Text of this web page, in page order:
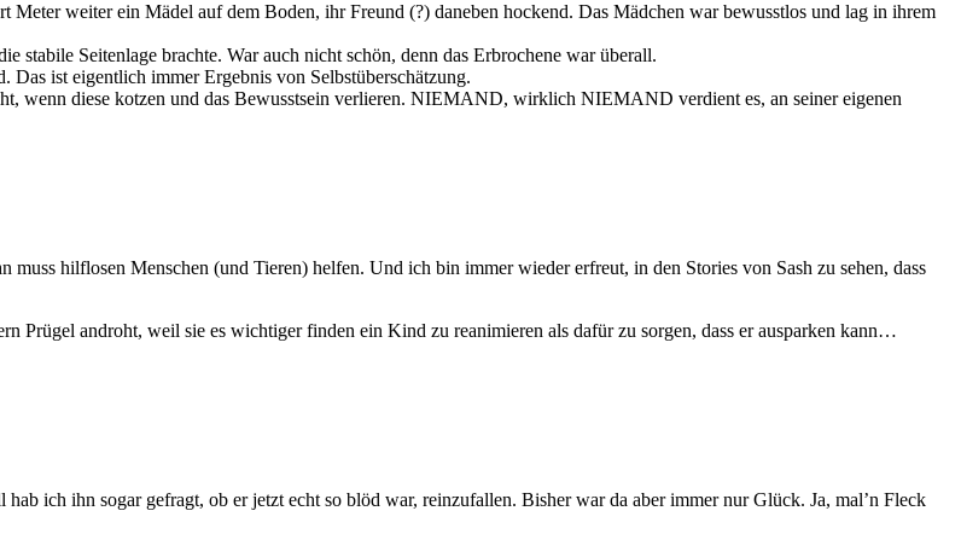
weiter ein Mädel auf dem Boden, ihr Freund (?) daneben hockend. Das Mädchen war bewusstlos und lag in ihrem
Seitenlage brachte. War auch nicht schön, denn das Erbrochene war überall.
Das ist eigentlich immer Ergebnis von Selbstüberschätzung.
wenn diese kotzen und das Bewusstsein verlieren. NIEMAND, wirklich NIEMAND verdient es, an seiner eigenen
muss hilflosen Menschen (und Tieren) helfen. Und ich bin immer wieder erfreut, in den Stories von Sash zu sehen, dass
Prügel androht, weil sie es wichtiger finden ein Kind zu reanimieren als dafür zu sorgen, dass er ausparken kann…
ich ihn sogar gefragt, ob er jetzt echt so blöd war, reinzufallen. Bisher war da aber immer nur Glück. Ja, mal’n Fleck